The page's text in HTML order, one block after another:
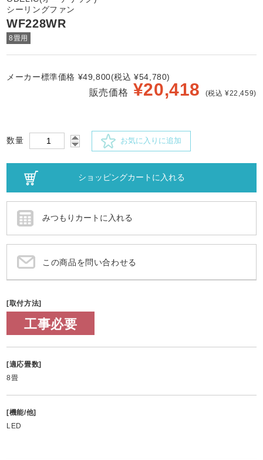
シーリングファン
WF228WR
8畳用
メーカー標準価格 ¥49,800(税込 ¥54,780)
販売価格 ¥20,418 (税込 ¥22,459)
数量 お気に入りに追加
この商品を問い合わせる
[取付方法]
工事必要
[適応畳数]
8畳
[機能/他]
LED